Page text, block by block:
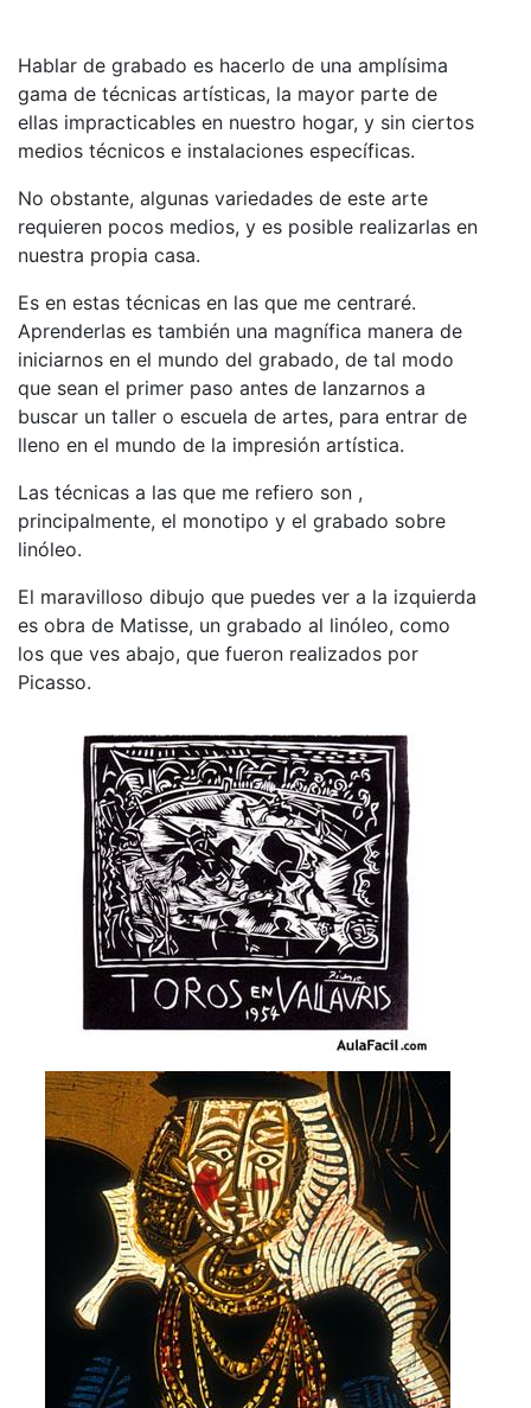
Hablar de grabado es hacerlo de una amplísima
gama de técnicas artísticas, la mayor parte de
ellas impracticables en nuestro hogar, y sin ciertos
medios técnicos e instalaciones específicas.
No obstante, algunas variedades de este arte
requieren pocos medios, y es posible realizarlas en
nuestra propia casa.
Es en estas técnicas en las que me centraré.
Aprenderlas es también una magnífica manera de
iniciarnos en el mundo del grabado, de tal modo
que sean el primer paso antes de lanzarnos a
buscar un taller o escuela de artes, para entrar de
lleno en el mundo de la impresión artística.
Las técnicas a las que me refiero son ,
principalmente, el monotipo y el grabado sobre
linóleo.
El maravilloso dibujo que puedes ver a la izquierda
es obra de Matisse, un grabado al linóleo, como
los que ves abajo, que fueron realizados por
Picasso.